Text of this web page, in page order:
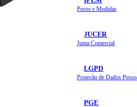
Pesos e Medidas
JUCER
Junta Comercial
LGPD
Proteção de Dados
PGE